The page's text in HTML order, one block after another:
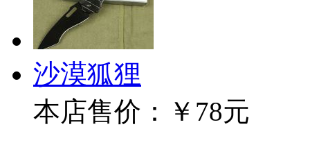
沙漠狐狸
本店售价：
￥78元